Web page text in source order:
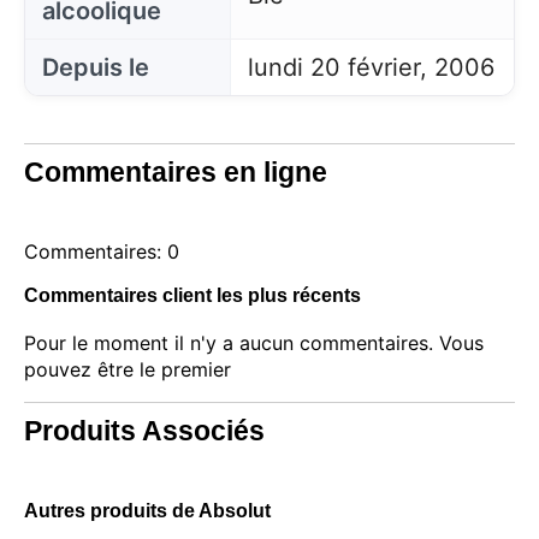
alcoolique
Depuis le lundi 20 février, 2006
Commentaires en ligne
Commentaires: 0
Commentaires client les plus récents
Pour le moment il n'y a aucun commentaires. Vous
pouvez être le premier
Produits Associés
Autres produits de Absolut